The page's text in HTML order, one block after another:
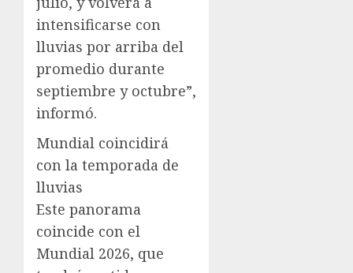
intensificarse con
lluvias por arriba del
promedio durante
septiembre y octubre”,
informó.
Mundial coincidirá
con la temporada de
lluvias
Este panorama
coincide con el
Mundial 2026, que